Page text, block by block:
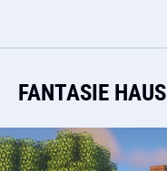
FANTASIE HAUS